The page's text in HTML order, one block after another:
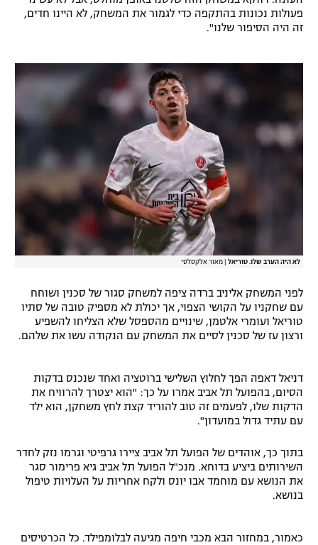
רשיון להקרנה פומבית לבית עסק
הצטרפות לחבילת הערוצים
לוח דרושים – ג'ובנט
גיימינג E-Sports
פעולות נכונות בהתקפה כדי לגמור את המשחק, לא היינו חדים,
זה היה הסיפור שלנו".
לא היה הערב שלו. טוריאל מאור אלקסלסי
לפני המשחק אליניב ברדה ציפה למשחק סגור של סכנין ושוחח
עם שחקניו על הקושי הצפוי, אך יכולת לא מספיק טובה של סתיו
טוריאל ועומרי אלטמן, שינויים מהספסל שלא הצליחו להשפיע
ורצון עז של סכנין לסיים את המשחק עם הנקודה עשו את שלהם.
דניאל דאפה הפך לחלוץ השלישי ברוטציה ואחד שנכנס בדקות
הסיום, בהפועל תל אביב אמרו על כך: "הוא יצטרך להרוויח את
הדקות שלו, לפעמים זה טוב להוריד קצת לחץ משחקן, הוא ילד
עם עתיד גדול במועדון".
בתוך כך, אוהדים של הפועל תל אביב ציירו גרפיטי וגרמו נזק לחדר
השירותים ביציע בדוחא. מנכ"ל הפועל תל אביב גיא פרימור סגר
את הנושא עם מוחמד אבו יונס ולקח אחריות על העלויות טיפול
בנושא.
כאמור, במחזור הבא מכבי חיפה מגיעה לבלומפילד. כל הכרטיסים